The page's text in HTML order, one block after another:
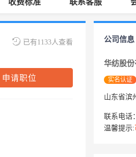
收费标准 联系客服
已有1133人查看
申请职位
公司信息
华纺股份
实名认证
山东省滨
联系电话
温馨提示: